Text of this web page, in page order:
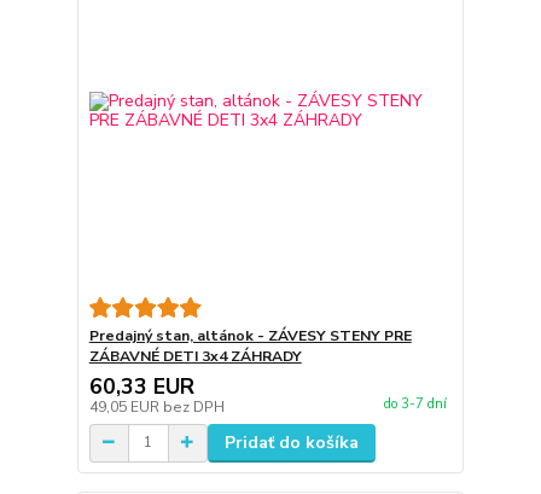
Predajný stan, altánok - ZÁVESY STENY PRE
ZÁBAVNÉ DETI 3x4 ZÁHRADY
60,33 EUR
49,05 EUR bez DPH do 3-7 dní
Pridať do košíka